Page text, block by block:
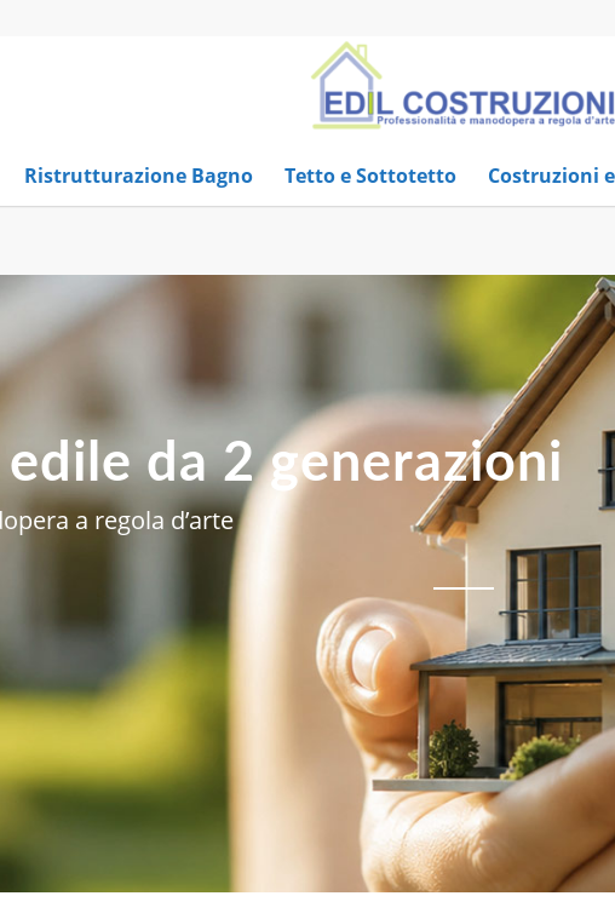
Ristrutturazione Bagno Tetto e Sottotetto Costruzioni
edile da 2 generazioni
a regola d’arte